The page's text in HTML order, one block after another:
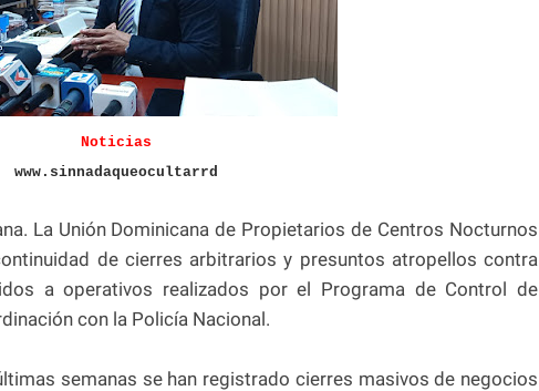
Noticias
www.sinnadaqueocultarrd
La Unión Dominicana de Propietarios de Centros Nocturnos
de cierres arbitrarios y presuntos atropellos contra
a operativos realizados por el Programa de Control de
con la Policía Nacional.
semanas se han registrado cierres masivos de negocios